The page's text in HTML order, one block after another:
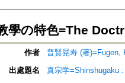
學の特色=The
作者
普賢晃寿 (著)=Fugen,
出處題名
真宗学=Shinshugaku